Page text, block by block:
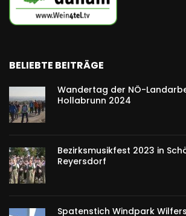
BELIEBTE BEITRÄGE
Wandertag der NÖ-
Hollabrunn 2024
Bezirksmusikfest 2023 in
Reyersdorf
Spatenstich Windpark